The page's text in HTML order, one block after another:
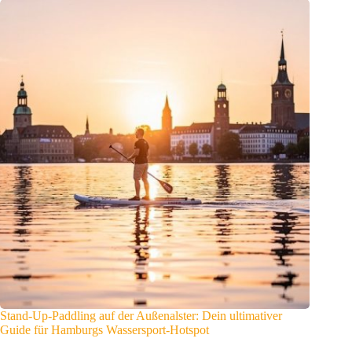
Stand-Up-Paddling auf der Außenalster: Dein ultimativer
Guide für Hamburgs Wassersport-Hotspot